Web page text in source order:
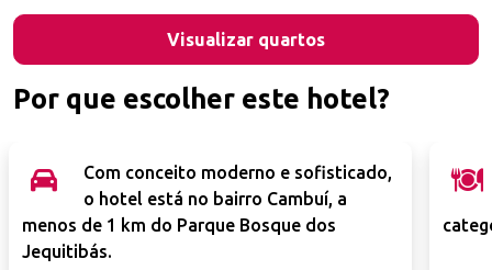
Por que escolher este hotel?
Com conceito moderno e sofisticado,
o hotel está no bairro Cambuí, a
menos de 1 km do Parque Bosque dos
Jequitibás.
Visualizar quartos